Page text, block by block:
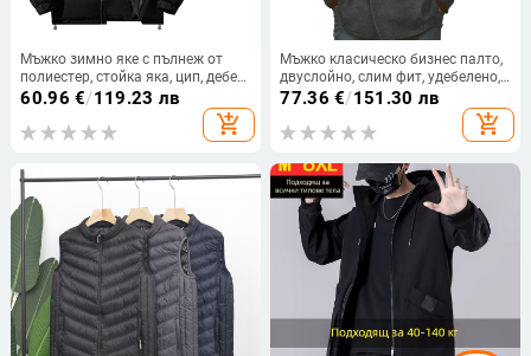
Мъжко зимно яке с пълнеж от
полиестер, стойка яка, цип, дебел
пълнеж, странични джобове
60.96 €/119.23 лв
add_shopping_cart
Мъжко класическо бизнес палто,
двуслойно, слим фит, удебелено,
без качулка, плат Лайкра
77.36 €/151.30 лв
add_shopping_cart